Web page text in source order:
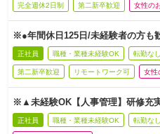
完全週休2日制 第二新卒歓迎 女性の
※●年間休日125日/未経験者の方も
正社員 職種・業種未経験OK 転勤なし
第二新卒歓迎 リモートワーク可 女性
※▲未経験OK【人事管理】研修充
正社員 職種・業種未経験OK 転勤なし